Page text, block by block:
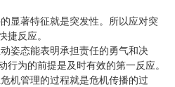
著特征就是突发性。所以应对突
捷反应。
态能表明承担责任的勇气和决
行为的前提是及时有效的第一反应。
管理的过程就是危机传播的过